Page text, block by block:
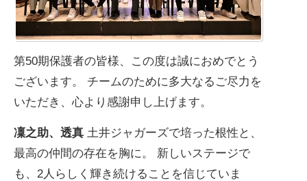
第50期保護者の皆様、この度は誠におめでとう
ございます。 チームのために多大なるご尽力を
いただき、心より感謝申し上げます。
凜之助、透真 土井ジャガーズで培った根性と、
最高の仲間の存在を胸に。 新しいステージで
も、2人らしく輝き続けることを信じていま